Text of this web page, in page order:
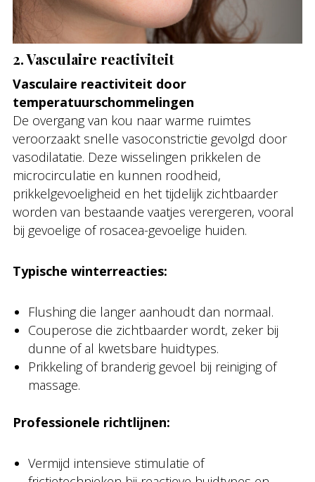
2. Vasculaire reactiviteit
Vasculaire reactiviteit door
temperatuurschommelingen
De overgang van kou naar warme ruimtes
veroorzaakt snelle vasoconstrictie gevolgd door
vasodilatatie. Deze wisselingen prikkelen de
microcirculatie en kunnen roodheid,
prikkelgevoeligheid en het tijdelijk zichtbaarder
worden van bestaande vaatjes verergeren, vooral
bij gevoelige of rosacea-gevoelige huiden.
Typische winterreacties:
Flushing die langer aanhoudt dan normaal.
Couperose die zichtbaarder wordt, zeker bij
dunne of al kwetsbare huidtypes.
Prikkeling of branderig gevoel bij reiniging of
massage.
Professionele richtlijnen:
Vermijd intensieve stimulatie of